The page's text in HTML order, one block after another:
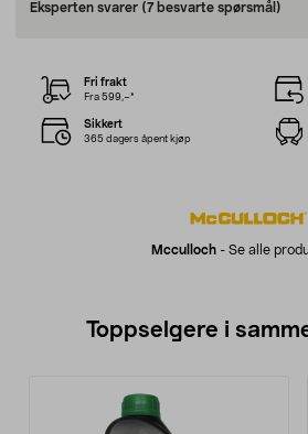
Eksperten svarer (7 besvarte spørsmål)
Mcculloch- Se alle
Fri frakt
Fra 599,–*
Sikkert
365 dagers åpent kjøp
Toppselgere i